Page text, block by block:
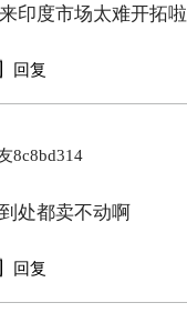
印度市场太难开拓啦
回复
8c8bd314
处都卖不动啊
回复